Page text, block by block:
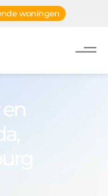
woningen